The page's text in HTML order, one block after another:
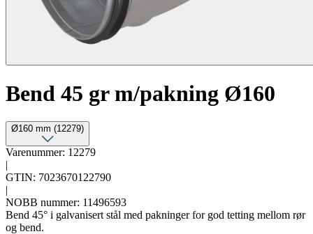
Bend 45 gr m/pakning Ø160
Ø160 mm (12279)
Varenummer: 12279
|
GTIN: 7023670122790
|
NOBB nummer: 11496593
Bend 45° i galvanisert stål med pakninger for god tetting mellom rør
og bend.